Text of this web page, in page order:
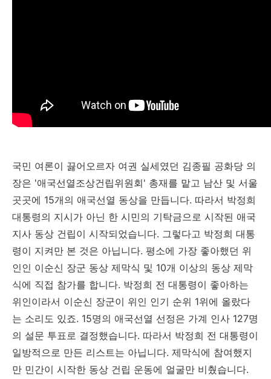
국민 여론이 끓어오르자 여권 실세였던 김종필 공화당 의
장은 '애국선열조상건립위원회' 총재를 맡고 남산 및 서울
곳곳에 15개의 애국선열 동상을 만듭니다. 따라서 박정희
대통령의 지시가 아닌 한 시민의 기탁금으로 시작된 애국
지사 동상 건립이 시작되었습니다. 그렇다고 박정희 대통
령이 지켜만 본 것은 아닙니다. 평소에 가장 좋아했던 위
인인 이순신 장군 동상 제막식 및 10개 이상의 동상 제막
식에 직접 참가를 합니다. 박정희 전 대통령이 좋아하는
위인이라서 이순신 장군이 위인 인기 순위 1위에 올랐다
는 소리도 있죠. 15명의 애국선열 선정은 가계 인사 127명
의 설문 투표로 결정했습니다. 따라서 박정희 전 대통령이
일방적으로 만든 리스트는 아닙니다. 제막식에 참여했지
만 민간이 시작한 동상 건립 운동에 얼굴만 비췄습니다.